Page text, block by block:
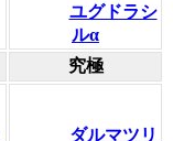
ユグドラシ
ルα
究極
ダルマツリ